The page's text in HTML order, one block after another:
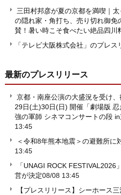
三田村邦彦が夏の京都を満喫｜
の隠れ家・角打ち、売り切れ御免
賛！暑い時こそ食べたい絶品四川
「テレビ大阪株式会社」のプレ
最新のプレスリリース
京都・南座公演の大盛況を受け
29日(土)30日(日) 開催「劇場版
強の軍師 シネマコンサートの段
13:45
＜令和8年熊本地震＞の避難所に
13:45
「UNAGI ROCK
営が決定08/08 13:45
【プレスリリース】シーホース